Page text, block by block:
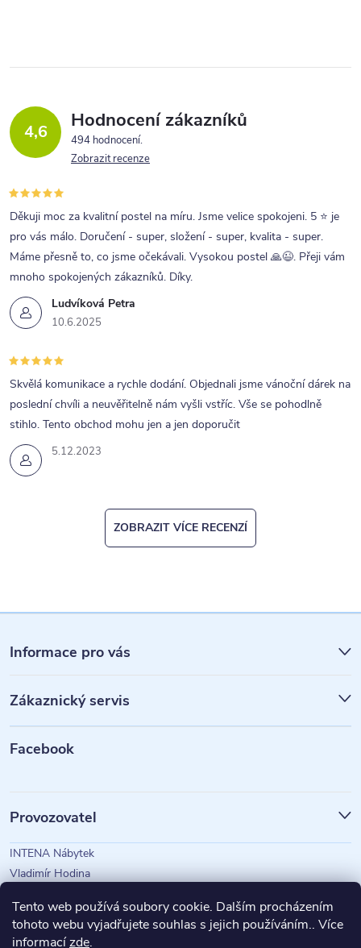
Tento web používá soubory cookie. Dalším procházením
tohoto webu vyjadřujete souhlas s jejich používáním.. Více
informacízde.
4,6 Hodnocení zákazníků
494 hodnocení
Zobrazit recenze
Ludvíková Petra
10.6.2025
Děkuji moc za kvalitní postel na míru. Jsme velice spokojeni. 5 ⭐ je
pro vás málo. Doručení - super, složení - super, kvalita - super.
Máme přesně to, co jsme očekávali. Vysokou postel 🙏😉. Přeji vám
mnoho spokojených zákazníků. Díky.
5.12.2023
Skvělá komunikace a rychle dodání. Objednali jsme vánoční dárek na
poslední chvíli a neuvěřitelně nám vyšli vstříc. Vše se pohodlně
stihlo. Tento obchod mohu jen a jen doporučit
ZOBRAZIT VÍCE RECENZÍ
á
p
a
Informace pro vás
Zákaznický servis
Facebook
Provozovatel
INTENA Nábytek
Vladimír Hodina